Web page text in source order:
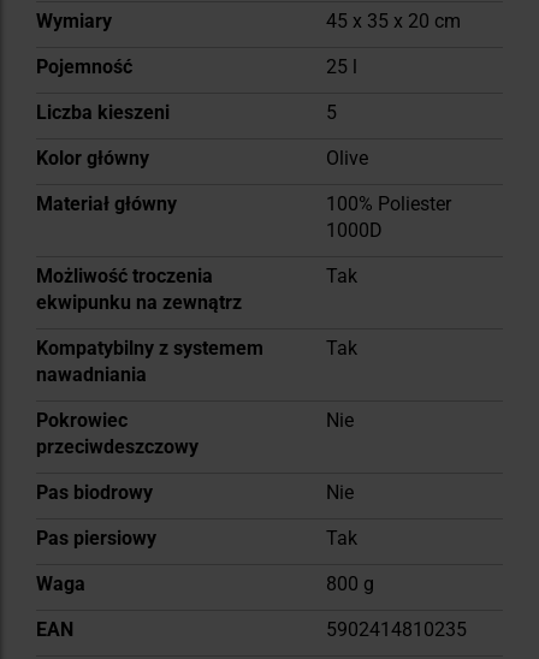
Wymiary
45 x 35 x 20 cm
Pojemność
25 l
Liczba kieszeni
5
Kolor główny
Olive
Materiał główny
100% Poliester
1000D
Możliwość troczenia
ekwipunku na zewnątrz
Tak
Kompatybilny z systemem
nawadniania
Tak
Pokrowiec
przeciwdeszczowy
Nie
Pas biodrowy
Nie
Pas piersiowy
Tak
Waga
800 g
EAN
5902414810235